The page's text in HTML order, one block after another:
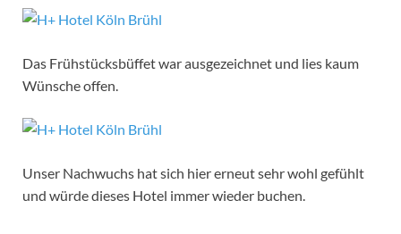
Das Frühstücksbüffet war ausgezeichnet und lies kaum
Wünsche offen.
Unser Nachwuchs hat sich hier erneut sehr wohl gefühlt
und würde dieses Hotel immer wieder buchen.